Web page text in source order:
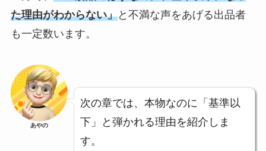
た理由がわからない」と不満な声をあげる出品者
も一定数います。
あやの
次の章では、本物なのに「基準以
下」と弾かれる理由を紹介しま
す。